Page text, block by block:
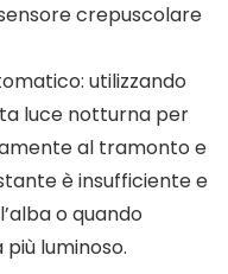
crepuscolare
utilizzando
luce notturna per
al tramonto e
è insufficiente e
o quando
luminoso.